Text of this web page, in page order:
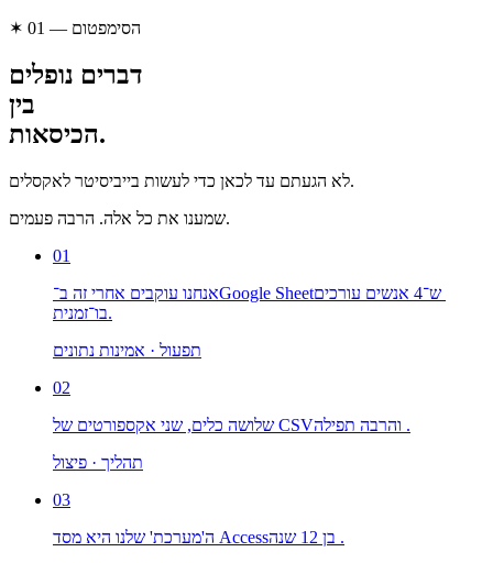
✶ 01 — הסימפטום
דברים נופלים
בין
הכיסאות.
לא הגעתם עד לכאן כדי לעשות בייביסיטר לאקסלים.
שמענו את כל אלה. הרבה פעמים.
01
אנחנו עוקבים אחרי זה ב־Google Sheet‏ ש־⁦4⁩ אנשים עורכים
בו־זמנית.
תפעול · אמינות נתונים
02
שלושה כלים, שני אקספורטים של CSV‏ והרבה תפילה.
תהליך · פיצול
03
ה'מערכת' שלנו היא מסד Access‏ בן ⁦12⁩ שנה.